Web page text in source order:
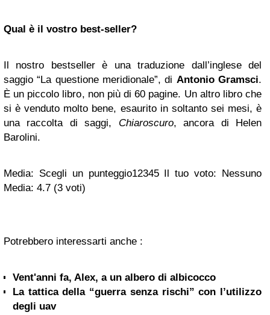
Qual è il vostro best-seller?
Il nostro bestseller è una traduzione dall’inglese del
saggio “La questione meridionale”, di Antonio Gramsci.
È un piccolo libro, non più di 60 pagine. Un altro libro che
si è venduto molto bene, esaurito in soltanto sei mesi, è
una raccolta di saggi, Chiaroscuro, ancora di Helen
Barolini.
Media: Scegli un punteggio12345 Il tuo voto: Nessuno
Media: 4.7 (3 voti)
Potrebbero interessarti anche :
Vent'anni fa, Alex, a un albero di albicocco
La tattica della “guerra senza rischi” con l’utilizzo
degli uav